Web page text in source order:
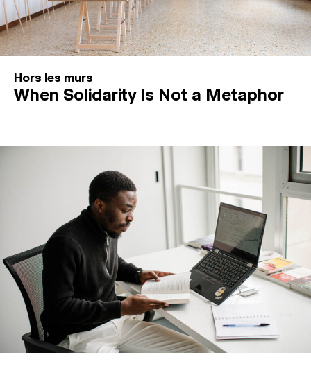
Hors les murs
When Solidarity Is Not a Metaphor